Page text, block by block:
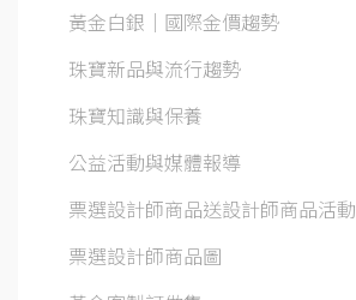
黃金白銀│國際金價趨勢
珠寶新品與流行趨勢
珠寶知識與保養
公益活動與媒體報導
票選設計師商品送設計師商品活動
票選設計師商品圖